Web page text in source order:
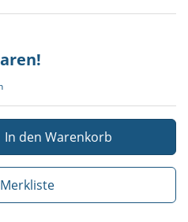
In den Warenkorb
Merkliste